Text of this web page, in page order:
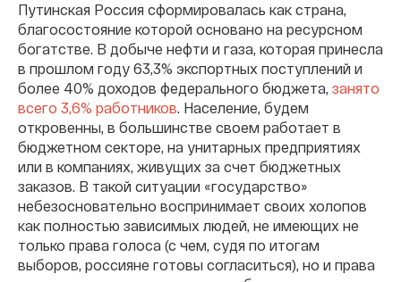
Путинская Россия сформировалась как страна,
благосостояние которой основано на ресурсном
богатстве. В добыче нефти и газа, которая принесла
в прошлом году 63,3% экспортных поступлений и
более 40% доходов федерального бюджета, занято
всего 3,6% работников. Население, будем
откровенны, в большинстве своем работает в
бюджетном секторе, на унитарных предприятиях
или в компаниях, живущих за счет бюджетных
заказов. В такой ситуации «государство»
небезосновательно воспринимает своих холопов
как полностью зависимых людей, не имеющих не
только права голоса (с чем, судя по итогам
выборов, россияне готовы согласиться), но и права